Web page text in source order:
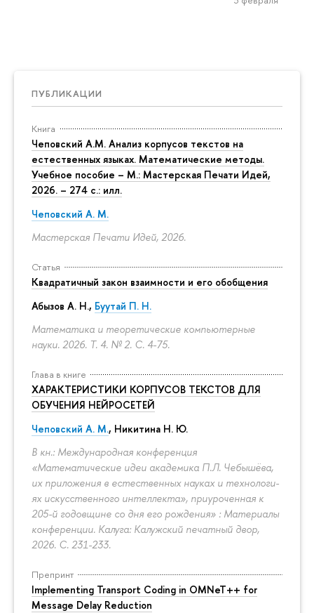
ПУБЛИКАЦИИ
Книга
Чеповский А.М. Анализ корпусов текстов на
естественных языках. Математические методы.
Учебное пособие – М.: Мастерская Печати Идей,
2026. – 274 с.: илл.
Чеповский А. М.
Мастерская Печати Идей, 2026.
Статья
Квадратичный закон взаимности и его обобщения
Абызов А. Н., Буутай П. Н.
Математика и теоретические компьютерные
науки. 2026. Т. 4. № 2. С. 4-75.
Глава в книге
ХАРАКТЕРИСТИКИ КОРПУСОВ ТЕКСТОВ ДЛЯ
ОБУЧЕНИЯ НЕЙРОСЕТЕЙ
Чеповский А. М., Никитина Н. Ю.
В кн.: Международная конференция
«Математические идеи академика П.Л. Чебышёва,
их приложения в естественных науках и технологи-
ях искусственного интеллекта», приуроченная к
205-й годовщине со дня его рождения» : Материалы
конференции. Калуга: Калужский печатный двор,
2026. С. 231-233.
Препринт
Implementing Transport Coding in OMNeT++ for
Message Delay Reduction